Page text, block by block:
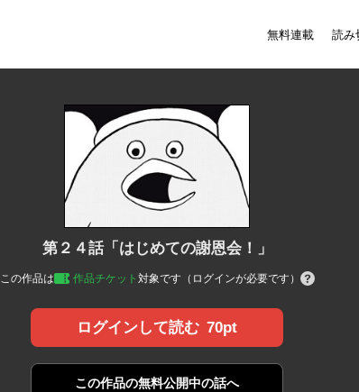
無料連載 読み
第２４話「はじめての謝恩会！」
この作品は 作品チケット 対象です（ログインが必要です）
ログインして読む 70pt
この作品の無料公開中の話へ